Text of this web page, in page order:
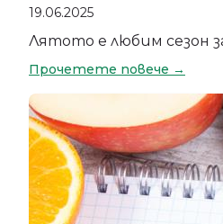
19.06.2025
Лятото е любим сезон
Прочетете повече →